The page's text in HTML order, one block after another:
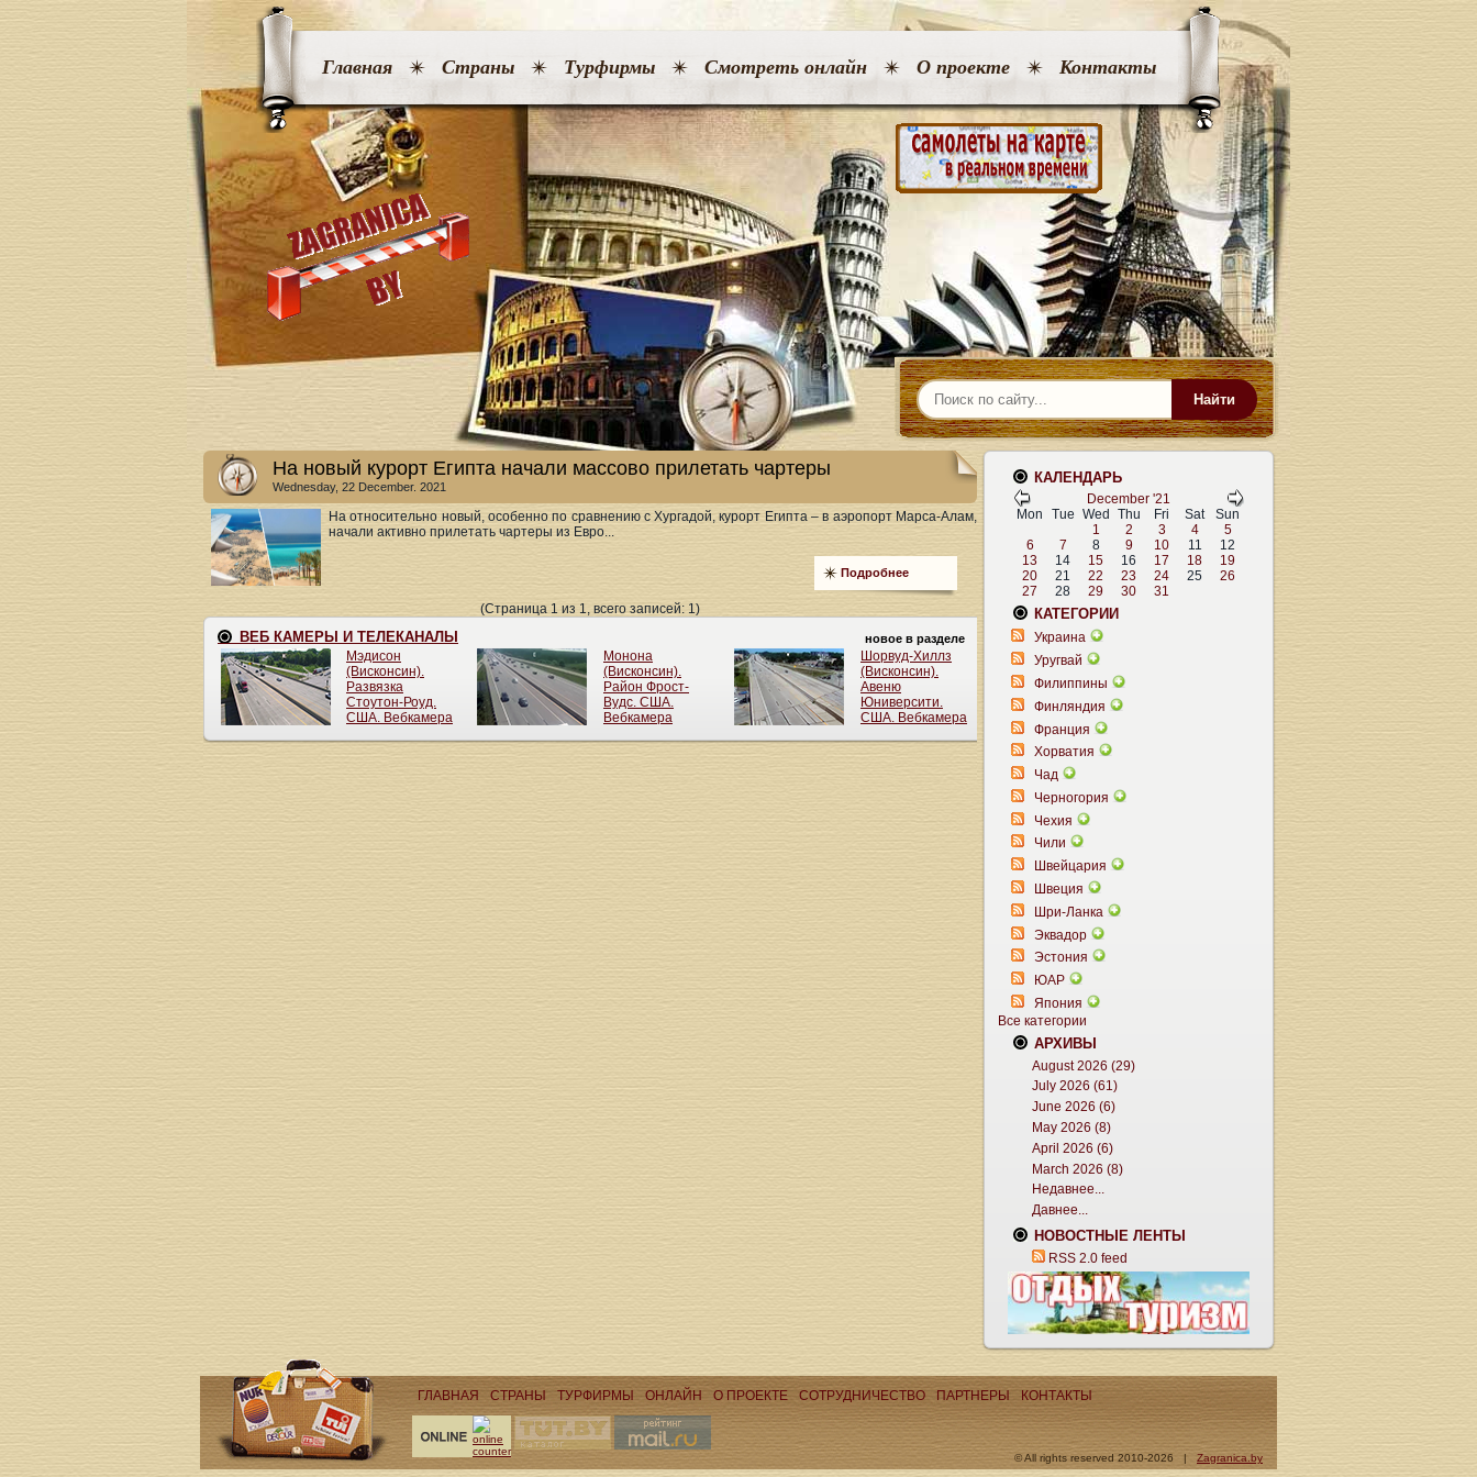
Главная Страны Турфирмы Смотреть онлайн О проекте Контакты
Найти
На новый курорт Египта начали массово прилетать чартеры
Wednesday, 22 December. 2021
На относительно новый, особенно по сравнению с Хургадой, курорт Египта – в аэропорт Марса-Алам,
начали активно прилетать чартеры из Евро...
Подробнее
(Страница 1 из 1, всего записей: 1)
КАЛЕНДАРЬ
December '21
Mon
Tue Wed Thu Fri Sat
Sun
1
2 3 4
5
6
7 8 9 10 11
12
13
14 15 16 17 18
19
20
21 22 23 24 25
26
27
28 29 30 31
КАТЕГОРИИ
Украина
Уругвай
Филиппины
Финляндия
Франция
Хорватия
Чад
Черногория
Чехия
Чили
Швейцария
Швеция
Шри-Ланка
Эквадор
Эстония
ЮАР
Япония
Все категории
АРХИВЫ
August 2026 (29)
July 2026 (61)
June 2026 (6)
May 2026 (8)
April 2026 (6)
March 2026 (8)
Недавнее...
Давнее...
НОВОСТНЫЕ ЛЕНТЫ
RSS 2.0 feed
ГЛАВНАЯ СТРАНЫ ТУРФИРМЫ ОНЛАЙН О ПРОЕКТЕ CОТРУДНИЧЕСТВО ПАРТНЕРЫ КОНТАКТЫ
© All rights reserved 2010-2026 | Zagranica.by